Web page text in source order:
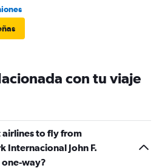
con tu viaje
airlines to fly from
Internacional John F.
one-way?